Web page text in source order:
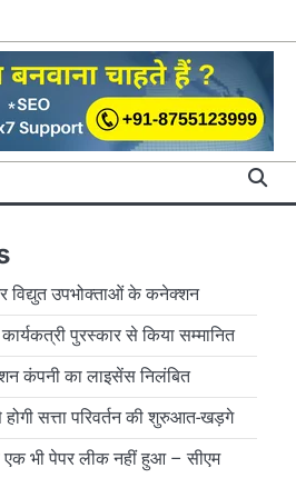
विद्युत उपभोक्ताओं के कनेक्शन
पुरस्कार से किया सम्मानित
कंपनी का लाइसेंस निलंबित
सत्ता परिवर्तन की शुरुआत-खड़गे
एक भी पेपर लीक नहीं हुआ – सीएम